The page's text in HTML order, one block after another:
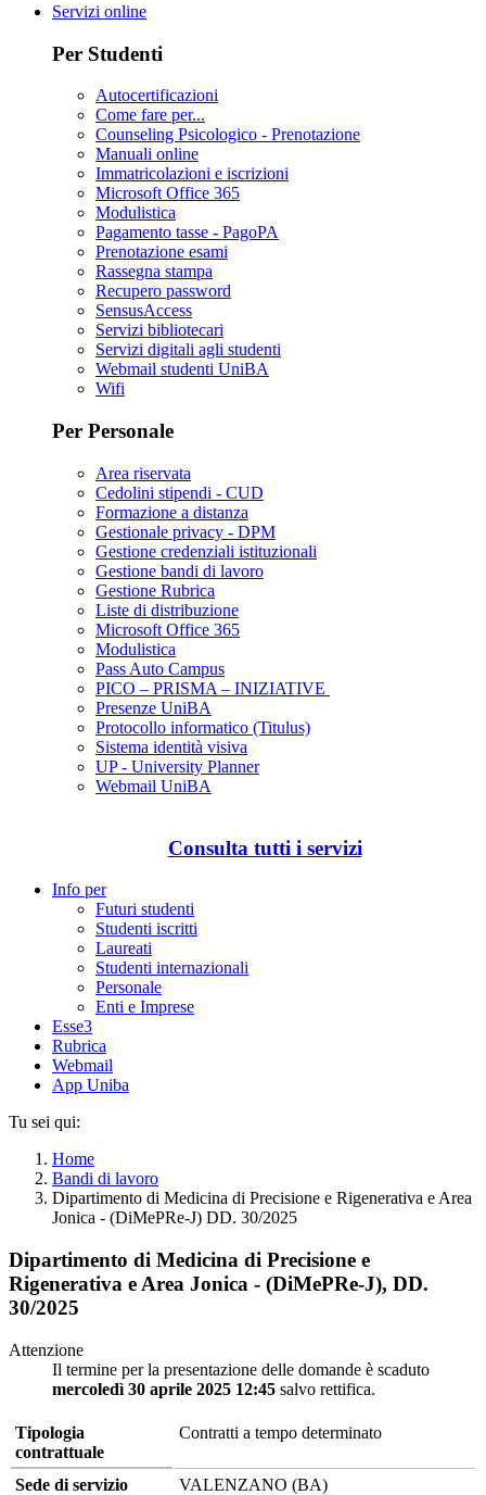
Servizi online
Per Studenti
Autocertificazioni
Come fare per...
Counseling Psicologico - Prenotazione
Manuali online
Immatricolazioni e iscrizioni
Microsoft Office 365
Modulistica
Pagamento tasse - PagoPA
Prenotazione esami
Rassegna stampa
Recupero password
SensusAccess
Servizi bibliotecari
Servizi digitali agli studenti
Webmail studenti UniBA
Wifi
Per Personale
Area riservata
Cedolini stipendi - CUD
Formazione a distanza
Gestionale privacy - DPM
Gestione credenziali istituzionali
Gestione bandi di lavoro
Gestione Rubrica
Liste di distribuzione
Microsoft Office 365
Modulistica
Pass Auto Campus
PICO – PRISMA – INIZIATIVE
Presenze UniBA
Protocollo informatico (Titulus)
Sistema identità visiva
UP - University Planner
Webmail UniBA
Consulta tutti i servizi
Info per
Futuri studenti
Studenti iscritti
Laureati
Studenti internazionali
Personale
Enti e Imprese
Esse3
Rubrica
Webmail
App Uniba
Tu sei qui:
Home
Bandi di lavoro
Dipartimento di Medicina di Precisione e Rigenerativa e Area
Jonica - (DiMePRe-J) DD. 30/2025
Dipartimento di Medicina di Precisione e
Rigenerativa e Area Jonica - (DiMePRe-J), DD.
30/2025
Attenzione
Il termine per la presentazione delle domande è scaduto
mercoledì 30 aprile 2025 12:45 salvo rettifica.
Tipologia
contrattuale
Contratti a tempo determinato
Sede di servizio
VALENZANO (BA)